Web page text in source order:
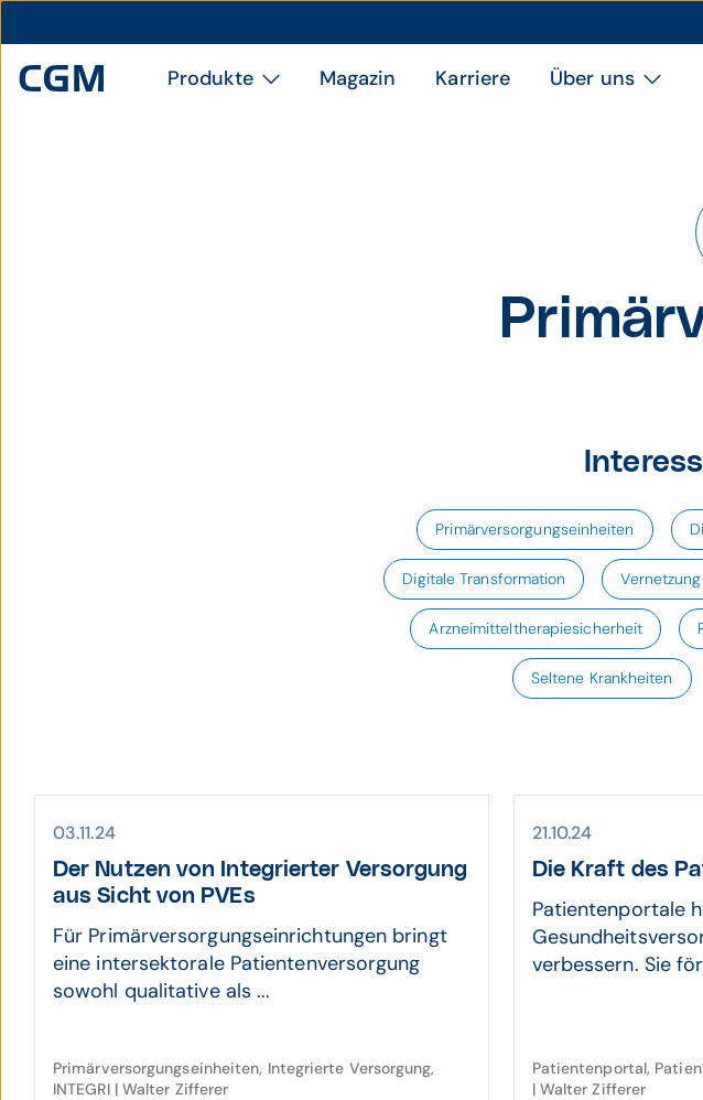
Produkte Magazin Karriere Über uns
Primärversorgungseinheiten
Digitale Transformation
Arzneimitteltherapiesicherheit
Seltene Krankheiten
03.11.24
Der Nutzen von Inte­grierter Ver­sor­gung
aus Sicht von PVEs
Für Primärversorgungseinrichtungen bringt
eine intersektorale Patientenversorgung
sowohl qualitative als ...
Primärversorgungseinheiten, Integrierte Versorgung,
INTEGRI | Walter Zifferer
21.10.24
Die Kraft des
Patientenportale
verbessern. Sie
Patientenportal,
| Walter Zifferer